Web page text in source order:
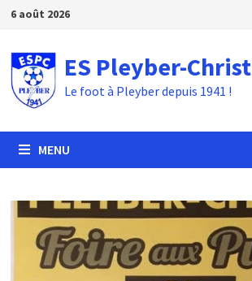
Passer
contenu
6 août 2026
ES Pleyber-Christ
Le foot à Pleyber depuis 1941 !
MENU